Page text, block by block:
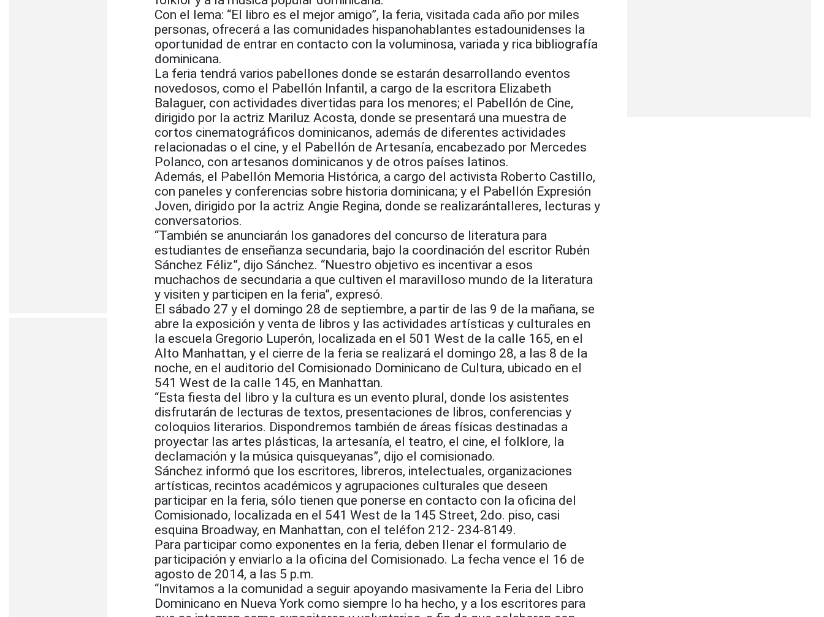
Con el lema: “El libro es el mejor amigo”, la feria, visitada cada año por miles
personas, ofrecerá a las comunidades hispanohablantes estadounidenses la
oportunidad de entrar en contacto con la voluminosa, variada y rica bibliografía
dominicana.
La feria tendrá varios pabellones donde se estarán desarrollando eventos
novedosos, como el Pabellón Infantil, a cargo de la escritora Elizabeth
Balaguer, con actividades divertidas para los menores; el Pabellón de Cine,
dirigido por la actriz Mariluz Acosta, donde se presentará una muestra de
cortos cinematográficos dominicanos, además de diferentes actividades
relacionadas o el cine, y el Pabellón de Artesanía, encabezado por Mercedes
Polanco, con artesanos dominicanos y de otros países latinos.
Además, el Pabellón Memoria Histórica, a cargo del activista Roberto Castillo,
con paneles y conferencias sobre historia dominicana; y el Pabellón Expresión
Joven, dirigido por la actriz Angie Regina, donde se realizarántalleres, lecturas y
conversatorios.
“También se anunciarán los ganadores del concurso de literatura para
estudiantes de enseñanza secundaria, bajo la coordinación del escritor Rubén
Sánchez Féliz”, dijo Sánchez. “Nuestro objetivo es incentivar a esos
muchachos de secundaria a que cultiven el maravilloso mundo de la literatura
y visiten y participen en la feria”, expresó.
El sábado 27 y el domingo 28 de septiembre, a partir de las 9 de la mañana, se
abre la exposición y venta de libros y las actividades artísticas y culturales en
la escuela Gregorio Luperón, localizada en el 501 West de la calle 165, en el
Alto Manhattan, y el cierre de la feria se realizará el domingo 28, a las 8 de la
noche, en el auditorio del Comisionado Dominicano de Cultura, ubicado en el
541 West de la calle 145, en Manhattan.
“Esta fiesta del libro y la cultura es un evento plural, donde los asistentes
disfrutarán de lecturas de textos, presentaciones de libros, conferencias y
coloquios literarios. Dispondremos también de áreas físicas destinadas a
proyectar las artes plásticas, la artesanía, el teatro, el cine, el folklore, la
declamación y la música quisqueyanas”, dijo el comisionado.
Sánchez informó que los escritores, libreros, intelectuales, organizaciones
artísticas, recintos académicos y agrupaciones culturales que deseen
participar en la feria, sólo tienen que ponerse en contacto con la oficina del
Comisionado, localizada en el 541 West de la 145 Street, 2do. piso, casi
esquina Broadway, en Manhattan, con el teléfon 212- 234-8149.
Para participar como exponentes en la feria, deben llenar el formulario de
participación y enviarlo a la oficina del Comisionado. La fecha vence el 16 de
agosto de 2014, a las 5 p.m.
“Invitamos a la comunidad a seguir apoyando masivamente la Feria del Libro
Dominicano en Nueva York como siempre lo ha hecho, y a los escritores para